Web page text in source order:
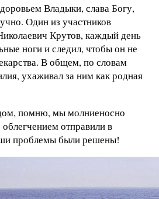
Владыки, слава Богу,
Один из участников
Крутов, каждый день
ноги и следил, чтобы он не
В общем, по словам
ухаживал за ним как родная
помню, мы молниеносно
отправили в
проблемы были решены!